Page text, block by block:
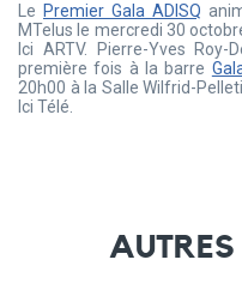
Le Premier Gala ADISQ
MTelus le mercredi 30
Ici ARTV. Pierre-Yves
première fois à la barre
20h00 à la Salle Wilfrid-
Ici Télé.